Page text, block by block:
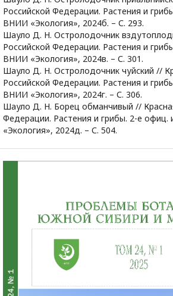
Российской Федерации. Растения и
ВНИИ «Экология», 2024б. – С. 293.
Шауло Д. Н. Остролодочник
Российской Федерации. Растения и
ВНИИ «Экология», 2024в. – С. 301.
Шауло Д. Н. Остролодочник чуйский //
Российской Федерации. Растения и
ВНИИ «Экология», 2024г. – С. 306.
Шауло Д. Н. Борец обманчивый //
Федерации. Растения и грибы. 2-е
«Экология», 2024д. – С. 504.